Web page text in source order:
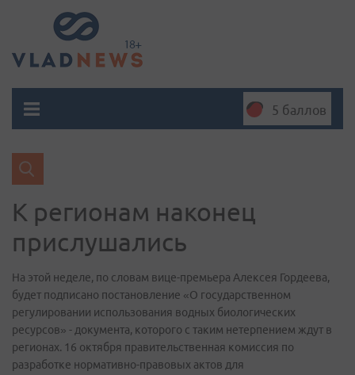
5 баллов
К регионам наконец
прислушались
На этой неделе, по словам вице-премьера Алексея Гордеева,
будет подписано постановление «О государственном
регулировании использования водных биологических
ресурсов» - документа, которого с таким нетерпением ждут в
регионах. 16 октября правительственная комиссия по
разработке нормативно-правовых актов для